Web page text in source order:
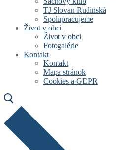
TJ Slovan Rudinská
Spolupracujeme
Život v obci
Život v obci
Fotogalérie
Kontakt
Kontakt
Mapa stránok
Cookies a GDPR